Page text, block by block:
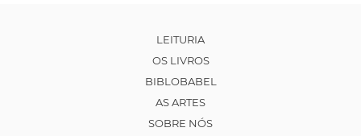
LEITURIA
OS LIVROS
BIBLOBABEL
AS ARTES
SOBRE NÓS